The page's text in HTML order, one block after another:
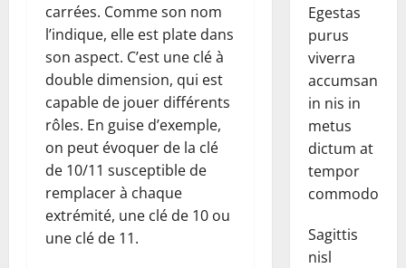
carrées. Comme son nom
l’indique, elle est plate dans
son aspect. C’est une clé à
double dimension, qui est
capable de jouer différents
rôles. En guise d’exemple,
on peut évoquer de la clé
de 10/11 susceptible de
remplacer à chaque
extrémité, une clé de 10 ou
une clé de 11.
Egestas
purus
viverra
accumsan
in nis in
metus
dictum at
tempor
commodo.
Sagittis
nisl